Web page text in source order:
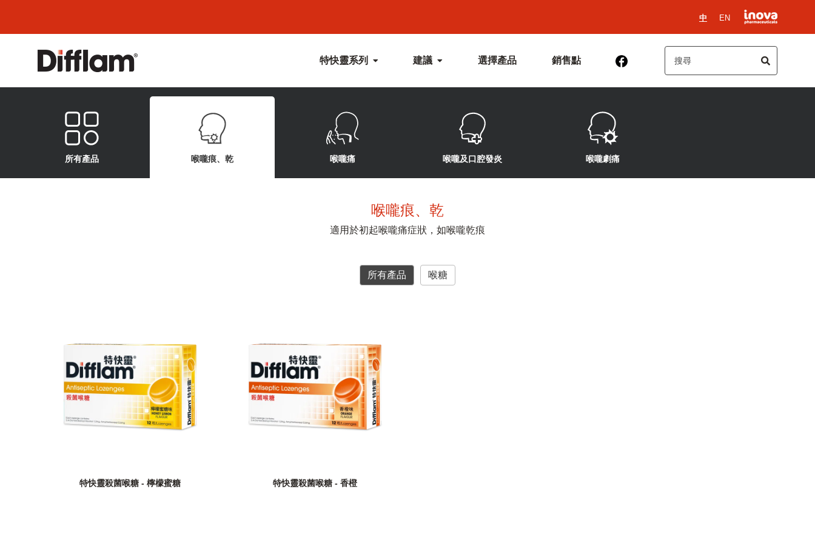
特快靈系列 建議 選擇產品 銷售點
中 EN
所有產品 喉嚨痕、乾 喉嚨痛 喉嚨及口腔發炎 喉嚨劇痛
喉嚨痕、乾
適用於初起喉嚨痛症狀，如喉嚨乾痕
所有產品 喉糖
特快靈殺菌喉糖 - 檸檬蜜糖 特快靈殺菌喉糖 - 香橙